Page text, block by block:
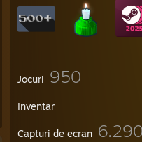
Jocuri 950
Inventar
Capturi de ecran 6.290